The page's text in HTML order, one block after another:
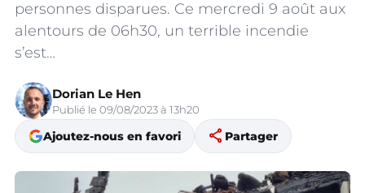
personnes disparues. Ce mercredi 9 août aux
alentours de 06h30, un terrible incendie
s’est…
Dorian Le Hen
Publié le 09/08/2023 à 13h20
Ajoutez-nous en favori share Partager